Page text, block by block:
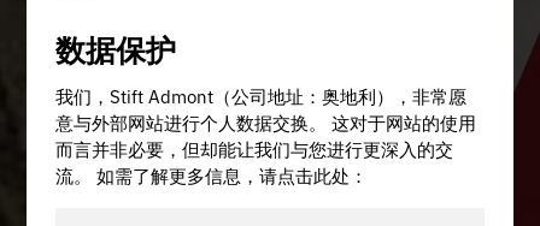
数据保护
我们，Stift Admont（公司地址：奥地利），非常愿
意与外部网站进行个人数据交换。 这对于网站的使用
而言并非必要，但却能让我们与您进行更深入的交
流。 如需了解更多信息，请点击此处：